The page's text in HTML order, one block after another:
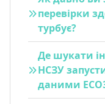
перевірки
турбує?
Де шукати
НСЗУ
даними